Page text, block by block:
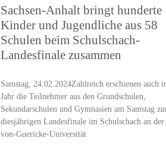
Sachsen-Anhalt bringt hunderte
Kinder und Jugendliche aus 58
Schulen beim Schulschach-
Landesfinale zusammen
Samstag, 24.02.2024Zahlreich erschienen auch
Jahr die Teilnehmer aus den Grundschulen,
Sekundarschulen und Gymnasien am Samstag
diesjährigen Landesfinale im Schulschach an
von-Guericke-Universität